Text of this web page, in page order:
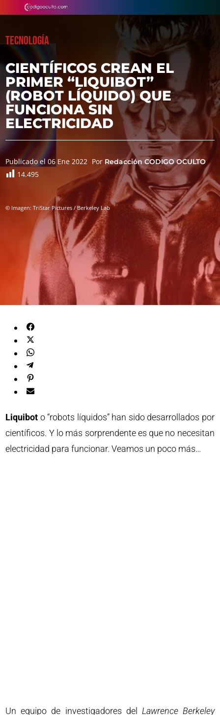
TECNOLOGÍA
CIENTÍFICOS CREAN EL
PRIMER “LIQUIBOT”
(ROBOT LÍQUIDO) QUE
FUNCIONA SIN
ELECTRICIDAD
Publicado el 06 Ene 2022 Por Redacción CODIGO OCULTO
14.495
© Imagen: TriStar Pictures / Berkeley Lab
Liquibot o “robots líquidos” han sido desarrollados por
científicos. Y lo más sorprendente es que no necesitan
electricidad para funcionar. Veamos un poco más…
Un equipo de investigadores del Lawrence Berkeley